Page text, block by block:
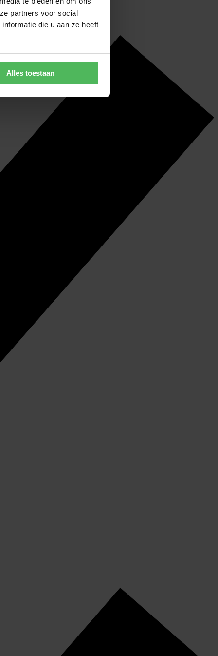
partners voor social
die u aan ze heeft
Alles toestaan